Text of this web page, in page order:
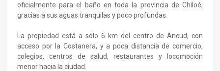
oficialmente para el baño en toda la provincia de Chiloé,
gracias a sus aguas tranquilas y poco profundas.
La propiedad está a sólo 6 km del centro de Ancud, con
acceso por la Costanera, y a poca distancia de comercio,
colegios, centros de salud, restaurantes y locomoción
menor hacia la ciudad.